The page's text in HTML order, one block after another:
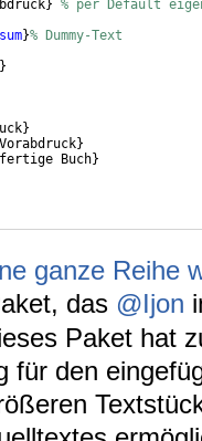
} % per Default
}% Dummy-Text
}
}
}
Buch}
ganze Reihe
das @Ijon
Paket hat
für den